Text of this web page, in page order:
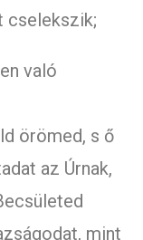
cselekszik;
való
örömed, s ő
az Úrnak,
mint